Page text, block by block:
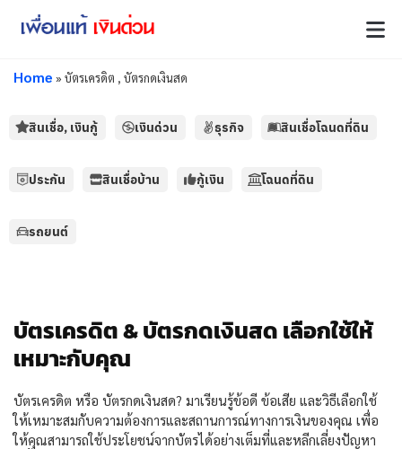
Home » บัตรเครดิต , บัตรกดเงินสด
สินเชื่อ, เงินกู้ เงินด่วน ธุรกิจ สินเชื่อโฉนดที่ดิน
ประกัน สินเชื่อบ้าน กู้เงิน โฉนดที่ดิน
รถยนต์
บัตรเครดิต & บัตรกดเงินสด เลือกใช้ให้
เหมาะกับคุณ
บัตรเครดิต หรือ บัตรกดเงินสด? มาเรียนรู้ข้อดี ข้อเสีย และวิธีเลือกใช้
ให้เหมาะสมกับความต้องการและสถานการณ์ทางการเงินของคุณ เพื่อ
ให้คุณสามารถใช้ประโยชน์จากบัตรได้อย่างเต็มที่และหลีกเลี่ยงปัญหา